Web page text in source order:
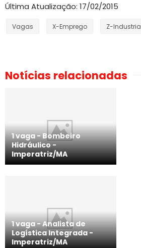
Última Atualização: 17/02/2015
Vagas X-Emprego Z-Industria
Notícias relacionadas
1 vaga - Bombeiro
Hidráulico ­-
Imperatriz/MA
1 vaga - Analista de
Logística Integrada -
Imperatriz/MA